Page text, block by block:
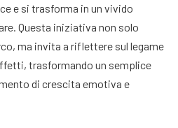
e si trasforma in un vivido
Questa iniziativa non solo
ma invita a riflettere sul legame
trasformando un semplice
di crescita emotiva e